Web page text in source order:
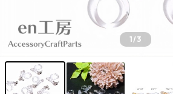
1/3